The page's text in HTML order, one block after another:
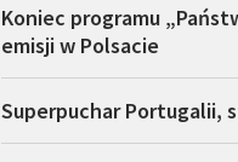
Koniec programu
emisji w Polsacie
Superpuchar Portugalii,